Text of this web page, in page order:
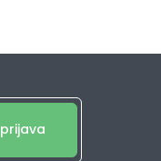
prijava